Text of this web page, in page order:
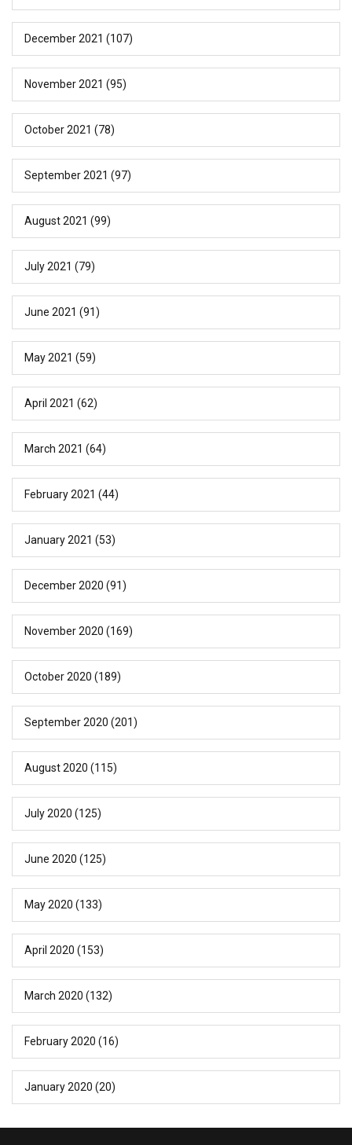
December 2021 (107)
November 2021 (95)
October 2021 (78)
September 2021 (97)
August 2021 (99)
July 2021 (79)
June 2021 (91)
May 2021 (59)
April 2021 (62)
March 2021 (64)
February 2021 (44)
January 2021 (53)
December 2020 (91)
November 2020 (169)
October 2020 (189)
September 2020 (201)
August 2020 (115)
July 2020 (125)
June 2020 (125)
May 2020 (133)
April 2020 (153)
March 2020 (132)
February 2020 (16)
January 2020 (20)